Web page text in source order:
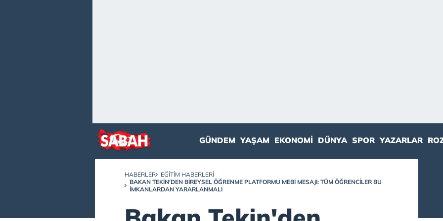
GÜNDEM YAŞAM EKONOMI DÜNYA SPOR YAZARLAR
HABERLER
EĞITIM HABERLERI
BAKAN TEKIN'DEN BIREYSEL ÖĞRENME PLATFORMU MEBİ MESAJI: TÜM ÖĞRENCILER BU
IMKANLARDAN YARARLANMALI